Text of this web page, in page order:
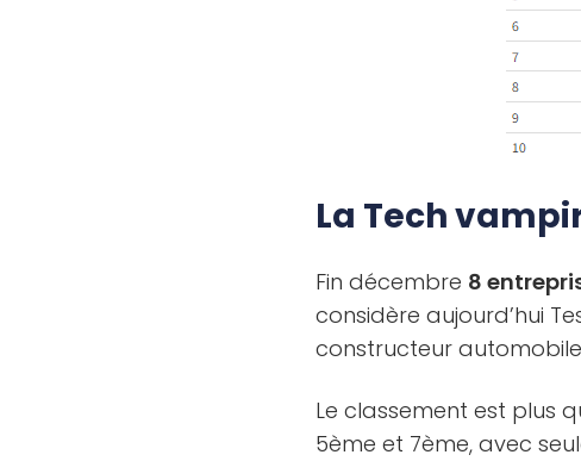
La Tech
Fin décembre 8
considère aujourd’hui
constructeur
Le classement est plus
5ème et 7ème, avec